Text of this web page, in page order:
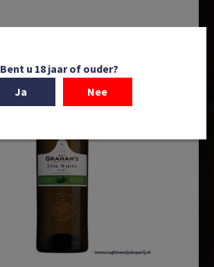
Bent u 18 jaar of ouder?
Ja
Nee